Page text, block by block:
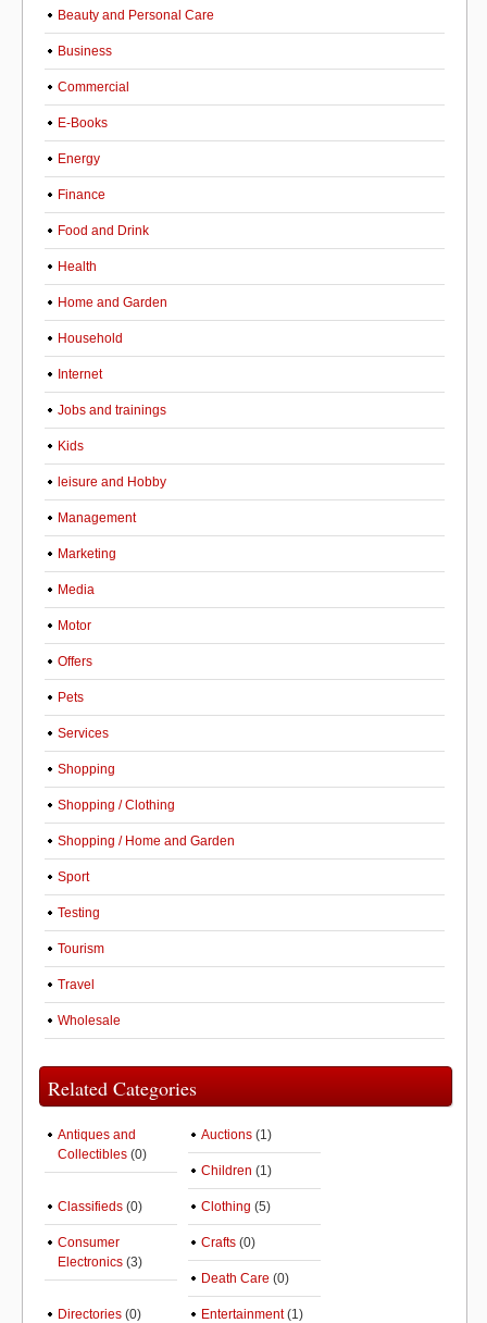
Beauty and Personal Care
Business
Commercial
E-Books
Energy
Finance
Food and Drink
Health
Home and Garden
Household
Internet
Jobs and trainings
Kids
leisure and Hobby
Management
Marketing
Media
Motor
Offers
Pets
Services
Shopping
Shopping / Clothing
Shopping / Home and Garden
Sport
Testing
Tourism
Travel
Wholesale
Related Categories
Antiques and
Collectibles (0)
Auctions (1)
Children (1)
Classifieds (0) Clothing (5)
Consumer
Electronics (3)
Crafts (0)
Death Care (0)
Directories (0) Entertainment(1)